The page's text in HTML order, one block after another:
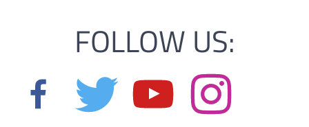
FOLLOW US: